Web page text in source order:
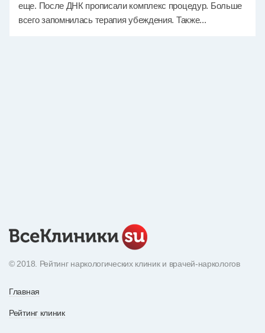
еще. После ДНК прописали комплекс процедур. Больше
всего запомнилась терапия убеждения. Также...
© 2018. Рейтинг наркологических клиник и врачей-наркологов
Главная
Рейтинг клиник